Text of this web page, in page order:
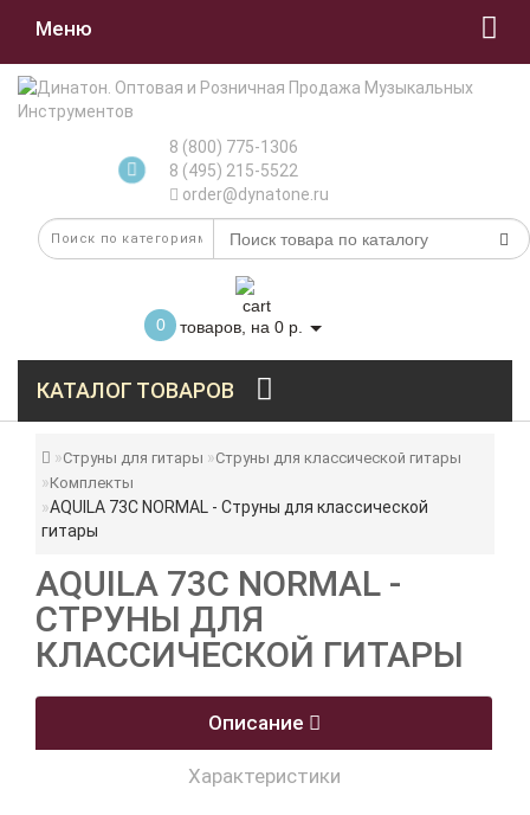
Меню
8 (800) 775-1306
8 (495) 215-5522
order@dynatone.ru
0 товаров, на 0 р.
КАТАЛОГ ТОВАРОВ
Струны для гитары
Струны для классической гитары
Комплекты
AQUILA 73C NORMAL - Струны для классической
гитары
AQUILA 73C NORMAL -
СТРУНЫ ДЛЯ
КЛАССИЧЕСКОЙ ГИТАРЫ
Описание
Характеристики